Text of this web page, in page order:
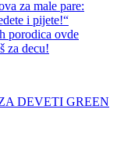
za male pare:
i pijete!“
porodica ovde
za decu!
DEVETI GREEN